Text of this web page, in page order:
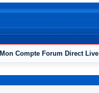
Mon Compte Forum Direct Live